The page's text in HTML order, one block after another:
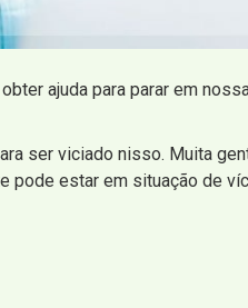
ajuda para parar em
ser viciado nisso. Muita
estar em situação de